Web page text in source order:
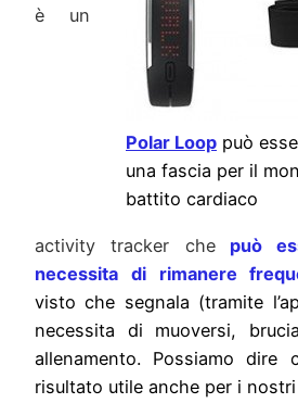
Polar Loop può
una fascia per il
battito cardiaco
è un
activity tracker chepuò
necessita di rimanere
visto che segnala (tramite
necessita di muoversi,
allenamento. Possiamo dire
risultato utile anche per i